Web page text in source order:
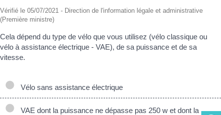
Vérifié le 05/07/2021 - Direction de l'information légale et administrative
(Première ministre)
Cela dépend du type de vélo que vous utilisez (vélo classique ou
vélo à assistance électrique - VAE), de sa puissance et de sa
vitesse.
Vélo sans assistance électrique
VAE dont la puissance ne dépasse pas 250 w et dont la